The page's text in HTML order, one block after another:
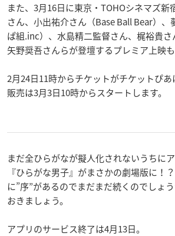
また、3月16日に東京・TOHOシネマズ新
さん、小出祐介さん（Base Ball Bear）、
ぱ組.inc）、水島精二監督さん、梶裕貴さ
矢野奨吾さんらが登壇するプレミア上映も
2月24日11時からチケットがチケットぴ
販売は3月3日10時からスタートします。
まだ全ひらがなが擬人化されないうちに
『ひらがな男子』がまさかの劇場版に！
に”序”があるのでまだまだ続くのでしょ
おきましょう。
アプリのサービス終了は4月13日。